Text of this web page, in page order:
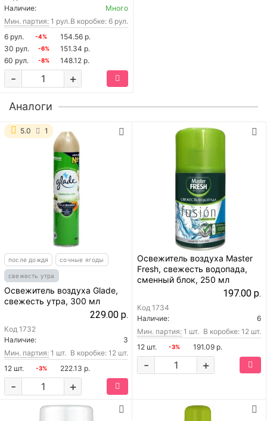
Наличие:
Много
Мин. партия: 1 рул. В коробке: 6 рул.
6 рул.
-4%
154.56 р.
30 рул.
-6%
151.34 р.
60 рул.
-8% 148.12 р.
+
-
Аналоги
5.0 1
после дождя сочные ягоды
свежесть утра
Освежитель воздуха Glade,
свежесть утра, 300 мл
229.00 р.
Код 1732
Наличие:
3
Мин. партия: 1 шт. В коробке: 12 шт.
12 шт.
-3% 222.13 р.
+
-
Освежитель воздуха Master
Fresh, свежесть водопада,
сменный блок, 250 мл
197.00 р.
Код 1734
Наличие:
6
Мин. партия: 1 шт. В коробке: 12 шт.
12 шт.
-3% 191.09 р.
+
-